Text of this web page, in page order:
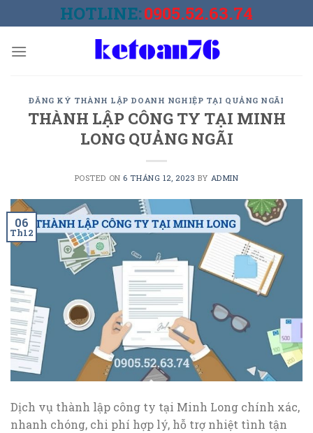
to
HOTLINE:0905.52.63.74
ĐĂNG KÝ THÀNH LẬP DOANH NGHIỆP TẠI QUẢNG NGÃI
THÀNH LẬP CÔNG TY TẠI MINH
LONG QUẢNG NGÃI
POSTED ON6 THÁNG 12, 2023 BY ADMIN
06
Th12
Dịch vụ thành lập công ty tại Minh Long chính xác,
nhanh chóng, chi phí hợp lý, hỗ trợ nhiệt tình tận